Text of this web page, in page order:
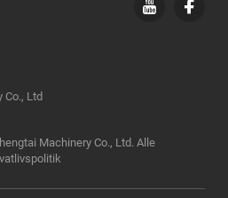
Co., Ltd
Machinery Co., Ltd. Alle